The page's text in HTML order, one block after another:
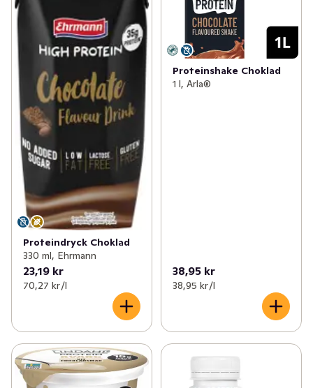
Proteindryck Choklad
330 ml, Ehrmann
23,19 kr
70,27 kr /l
Proteinshake Choklad
1 l, Arla®
38,95 kr
38,95 kr /l